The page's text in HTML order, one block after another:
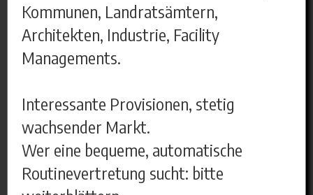
Kommunen, Landratsämtern,
Architekten, Industrie, Facility
Managements.
Interessante Provisionen, stetig
wachsender Markt.
Wer eine bequeme, automatische
Routinevertretung sucht: bitte